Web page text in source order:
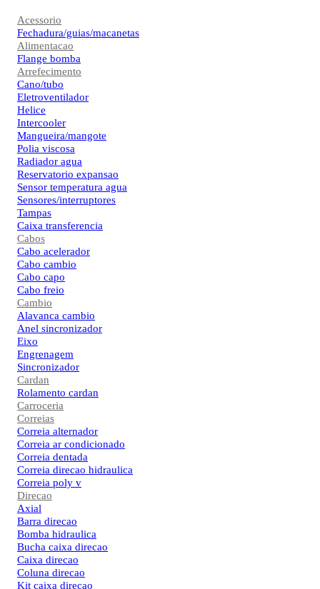
Acessorio
Fechadura/guias/macanetas
Alimentacao
Flange bomba
Arrefecimento
Cano/tubo
Eletroventilador
Helice
Intercooler
Mangueira/mangote
Polia viscosa
Radiador agua
Reservatorio expansao
Sensor temperatura agua
Sensores/interruptores
Tampas
Caixa transferencia
Cabos
Cabo acelerador
Cabo cambio
Cabo capo
Cabo freio
Cambio
Alavanca cambio
Anel sincronizador
Eixo
Engrenagem
Sincronizador
Cardan
Rolamento cardan
Carroceria
Correias
Correia alternador
Correia ar condicionado
Correia dentada
Correia direcao hidraulica
Correia poly v
Direcao
Axial
Barra direcao
Bomba hidraulica
Bucha caixa direcao
Caixa direcao
Coluna direcao
Kit caixa direcao